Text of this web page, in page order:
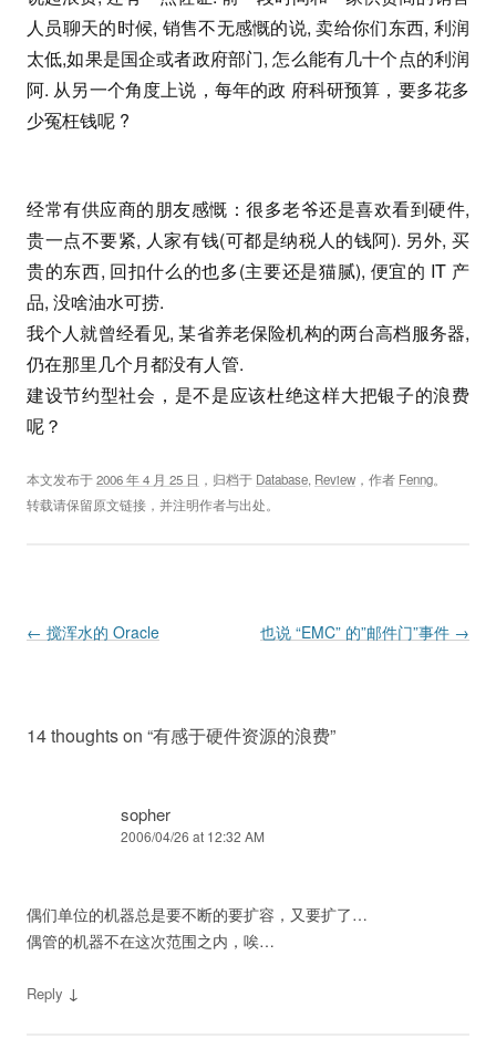
人员聊天的时候, 销售不无感慨的说, 卖给你们东西, 利润
太低,如果是国企或者政府部门, 怎么能有几十个点的利润
阿. 从另一个角度上说，每年的政 府科研预算，要多花多
少冤枉钱呢 ?
经常有供应商的朋友感慨：很多老爷还是喜欢看到硬件,
贵一点不要紧, 人家有钱(可都是纳税人的钱阿). 另外, 买
贵的东西, 回扣什么的也多(主要还是猫腻), 便宜的 IT 产
品, 没啥油水可捞.
我个人就曾经看见, 某省养老保险机构的两台高档服务器,
仍在那里几个月都没有人管.
建设节约型社会，是不是应该杜绝这样大把银子的浪费
呢？
本文发布于2006 年 4 月 25 日 ，归档于 Database, Review ，作者 Fenng。
转载请保留原文链接，并注明作者与出处。
Post navigation
← 搅浑水的 Oracle 也说 “EMC” 的”邮件门”事件 →
14 thoughts on “有感于硬件资源的浪费”
sopher
2006/04/26 at 12:32 AM
偶们单位的机器总是要不断的要扩容，又要扩了…
偶管的机器不在这次范围之内，唉…
Reply ↓